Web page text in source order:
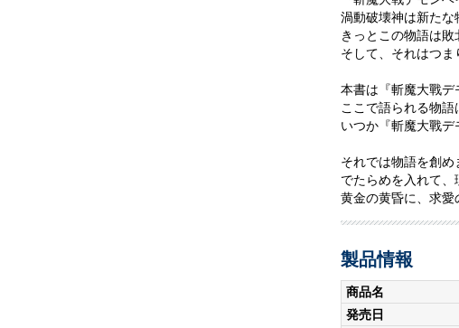
渦動破壊神は新たな
きっとこの物語は敗
そして、それはつ
本書は『斬魔大戰デ
ここで語られる物語
いつか『斬魔大戰デ
それでは物語を創め
でたらめを入れて、
黄金の黄昏に、求
製品情報
商品名
発売日